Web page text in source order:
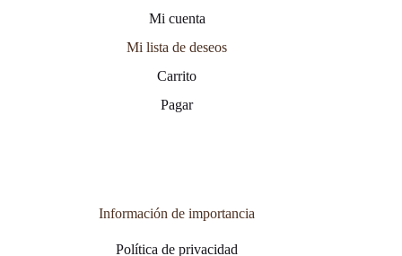
Mi cuenta
Mi lista de deseos
Carrito
Pagar
Información de importancia
Política de privacidad